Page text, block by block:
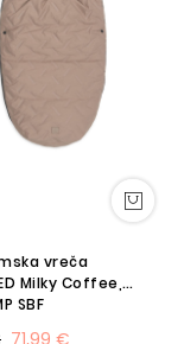
vreča
Milky Coffee,
SBF
71,99 €